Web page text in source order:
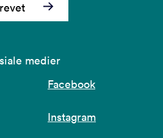
medier
Facebook
Instagram